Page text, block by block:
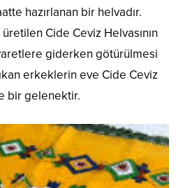
hazırlanan bir helvadır.
Cide Ceviz Helvasının
giderken götürülmesi
erkeklerin eve Cide Ceviz
bir gelenektir.